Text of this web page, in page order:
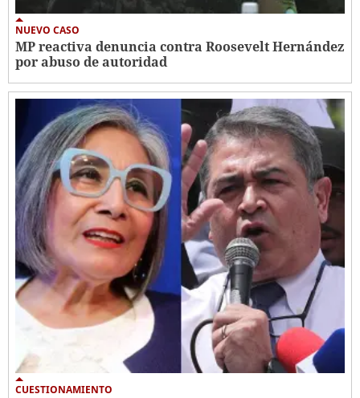
NUEVO CASO
MP reactiva denuncia contra Roosevelt Hernández
por abuso de autoridad
CUESTIONAMIENTO